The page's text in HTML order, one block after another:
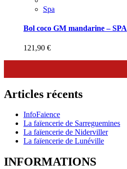
Spa
Bol coco GM mandarine – SPA
121,90 €
Articles récents
InfoFaience
La faïencerie de Sarreguemines
La faïencerie de Niderviller
La faïencerie de Lunéville
INFORMATIONS